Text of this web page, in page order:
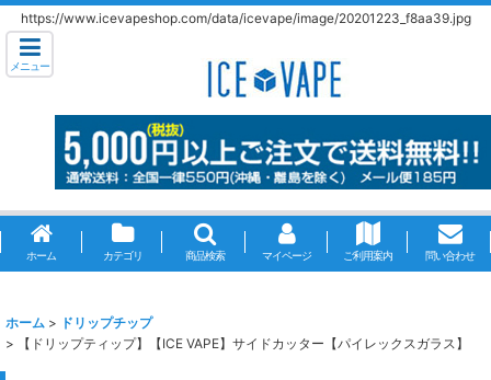
https://www.icevapeshop.com/data/icevape/image/20201223_f8aa39.jpg
メニュー
ホーム カテゴリ 商品検索 マイページ ご利用案内 問い合わせ
ホーム > ドリップチップ
>
【ドリップティップ】【ICE VAPE】サイドカッター【パイレックスガラス】